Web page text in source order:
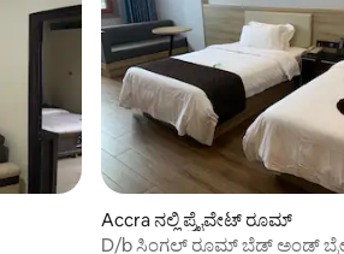
Accra ನಲ್ಲಿ ಪ್ರೈವೇಟ್ ರೂಮ್
D/b ಸಿಂಗಲ್ ರೂಮ್ ಬೆಡ್ ಅಂಡ್